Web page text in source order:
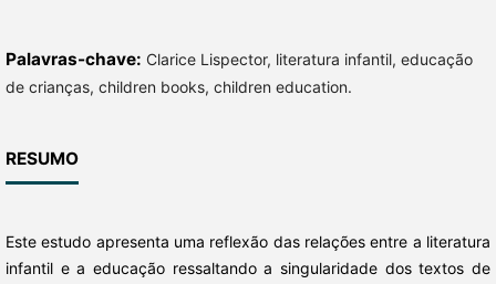
Palavras-chave: Clarice Lispector, literatura infantil, educação
de crianças, children books, children education.
RESUMO
Este estudo apresenta uma reflexão das relações entre a literatura
infantil e a educação ressaltando a singularidade dos textos de